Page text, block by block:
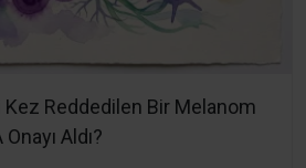
Kez Reddedilen Bir Melanom
Aldı?